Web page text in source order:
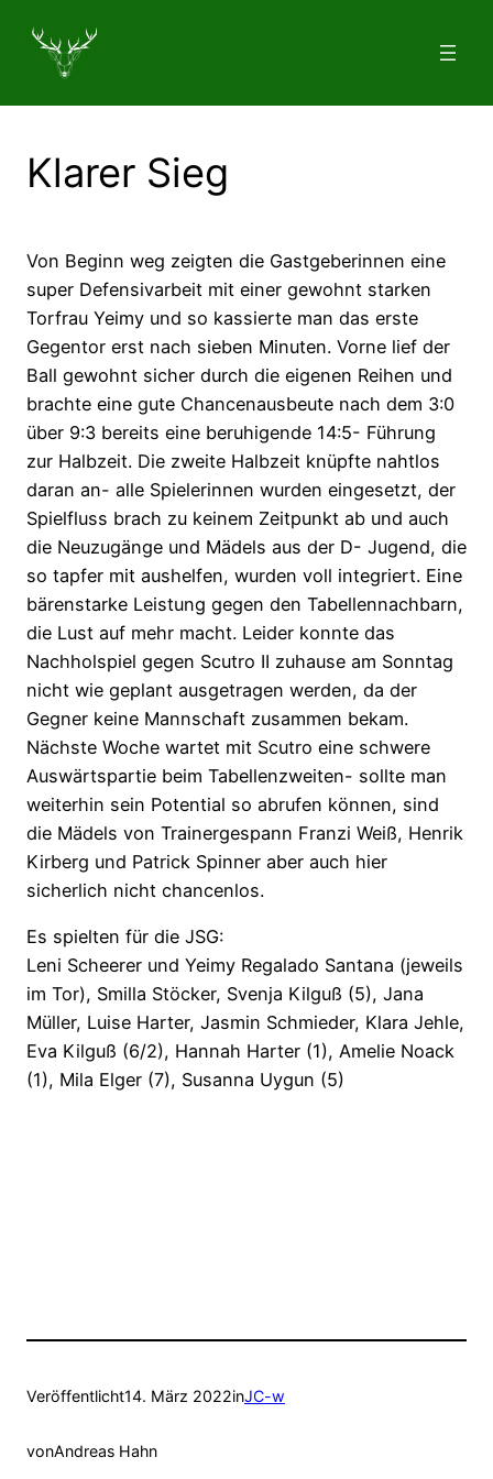
Inhalt
springen
Klarer Sieg
Von Beginn weg zeigten die Gastgeberinnen eine
super Defensivarbeit mit einer gewohnt starken
Torfrau Yeimy und so kassierte man das erste
Gegentor erst nach sieben Minuten. Vorne lief der
Ball gewohnt sicher durch die eigenen Reihen und
brachte eine gute Chancenausbeute nach dem 3:0
über 9:3 bereits eine beruhigende 14:5- Führung
zur Halbzeit. Die zweite Halbzeit knüpfte nahtlos
daran an- alle Spielerinnen wurden eingesetzt, der
Spielfluss brach zu keinem Zeitpunkt ab und auch
die Neuzugänge und Mädels aus der D- Jugend, die
so tapfer mit aushelfen, wurden voll integriert. Eine
bärenstarke Leistung gegen den Tabellennachbarn,
die Lust auf mehr macht. Leider konnte das
Nachholspiel gegen Scutro II zuhause am Sonntag
nicht wie geplant ausgetragen werden, da der
Gegner keine Mannschaft zusammen bekam.
Nächste Woche wartet mit Scutro eine schwere
Auswärtspartie beim Tabellenzweiten- sollte man
weiterhin sein Potential so abrufen können, sind
die Mädels von Trainergespann Franzi Weiß, Henrik
Kirberg und Patrick Spinner aber auch hier
sicherlich nicht chancenlos.
Es spielten für die JSG:
Leni Scheerer und Yeimy Regalado Santana (jeweils
im Tor), Smilla Stöcker, Svenja Kilguß (5), Jana
Müller, Luise Harter, Jasmin Schmieder, Klara Jehle,
Eva Kilguß (6/2), Hannah Harter (1), Amelie Noack
(1), Mila Elger (7), Susanna Uygun (5)
Veröffentlicht14. März 2022inJC-w
vonAndreas Hahn